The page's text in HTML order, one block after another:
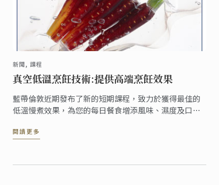
新聞, 課程
真空低溫烹飪技術:提供高端烹飪效果
藍帶倫敦近期發布了新的短期課程，致力於獲得最佳的
低溫慢煮效果，為您的每日餐食增添風味、濕度及口
味及品質，且適用於蔬菜、土豆、牛肉、雞肉、魚及蛋
閱讀更多